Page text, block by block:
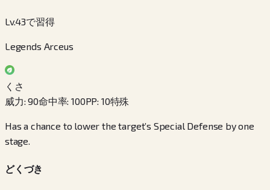
Lv.43で習得
Legends Arceus
くさ
威力:90命中率:100PP: 10特殊
Has a chance to lower the target’s Special Defense by one
stage.
どくづき